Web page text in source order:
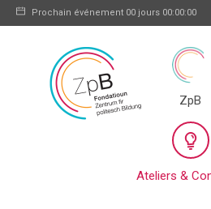
Prochain événement 00 jours 00:00:00
ZpB
Ateliers &